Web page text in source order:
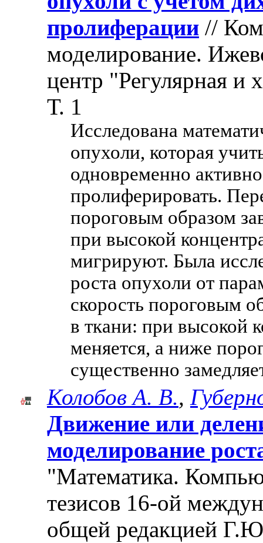
пролиферации //
моделирование.
центр "Регулярная и
Т. 1
Исследована
опухоли, которая
одновременно
пролиферировать.
пороговым образом
при высокой
мигрируют. Была
роста опухоли от
скорость пороговым
в ткани: при высокой
меняется, а ниже
существенно
Колобов А. В.,
Движение или
моделирование
"Математика.
тезисов 16-ой
общей редакцией